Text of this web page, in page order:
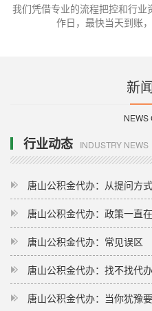
我们凭借专业的流程把控和行
作日，最快当天到账
新
NEWS
行业动态 INDUSTRY NEWS
唐山公积金代办：从提问方式
唐山公积金代办：政策一直在
唐山公积金代办：常见误区
唐山公积金代办：找不找代
唐山公积金代办：当你犹豫要不要找